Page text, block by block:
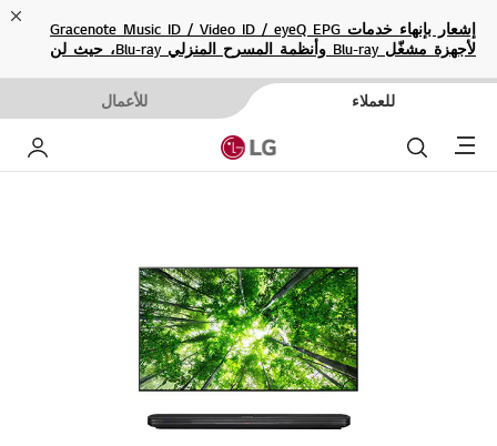
إشعار بإنهاء خدمات Gracenote Music ID / Video ID / eyeQ EPG
لأجهزة مشغّل Blu-ray وأنظمة المسرح المنزلي Blu-ray، حيث لن
للعملاء للأعمال
Menu بحث